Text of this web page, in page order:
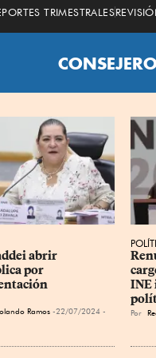
TRIMESTRALES
abrir
por
Ramos 22/07/2024 -
INE
Por